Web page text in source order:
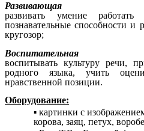
Развивающая
развивать умение
познавательные способности и
кругозор;
Воспитательная
воспитывать культуру речи,
родного языка, учить
нравственной позиции.
Оборудование:
картинки с
корова, заяц, петух,